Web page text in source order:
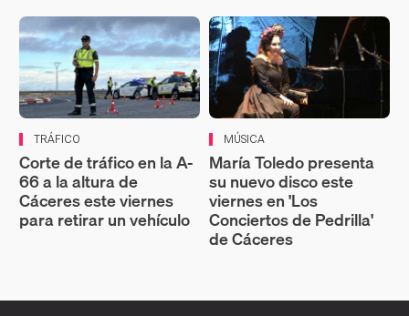
TRÁFICO
Corte de tráfico en la A-
66 a la altura de
Cáceres este viernes
para retirar un vehículo
MÚSICA
María Toledo presenta
su nuevo disco este
viernes en 'Los
Conciertos de Pedrilla'
de Cáceres